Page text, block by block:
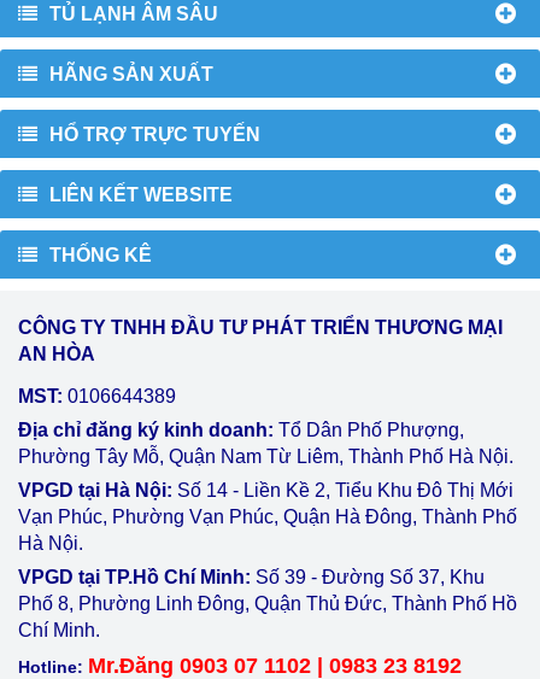
TỦ LẠNH ÂM SÂU
HÃNG SẢN XUẤT
HỔ TRỢ TRỰC TUYẾN
LIÊN KẾT WEBSITE
THỐNG KÊ
CÔNG TY TNHH ĐẦU TƯ PHÁT TRIỂN THƯƠNG MẠI
AN HÒA
MST: 0106644389
Địa chỉ đăng ký kinh doanh: Tổ Dân Phố Phượng,
Phường Tây Mỗ, Quận Nam Từ Liêm, Thành Phố Hà Nội.
VPGD tại Hà Nội: Số 14 - Liền Kề 2, Tiểu Khu Đô Thị Mới
Vạn Phúc, Phường Vạn Phúc, Quận Hà Đông, Thành Phố
Hà Nội.
VPGD tại TP.Hồ Chí Minh: Số 39 - Đường Số 37, Khu
Phố 8, Phường Linh Đông, Quận Thủ Đức, Thành Phố Hồ
Chí Minh.
Hotline: Mr.Đăng 0903 07 1102 | 0983 23 8192